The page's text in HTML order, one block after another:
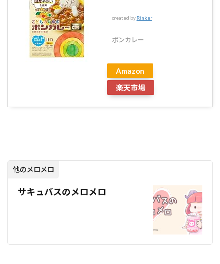
created by Rinker
ボンカレー
Amazon
楽天市場
他のメロメロ
サキュバスのメロメロ